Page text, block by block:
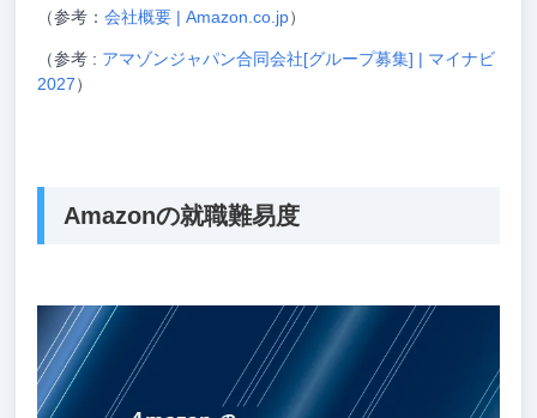
（参考： 会社概要 | Amazon.co.jp）
（参考 : アマゾンジャパン合同会社[グループ募集] | マイナビ
2027）
Amazonの就職難易度